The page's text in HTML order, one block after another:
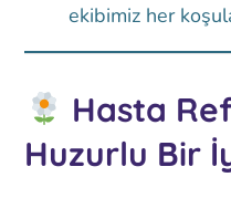
ekibimiz her
Hasta
Huzurlu Bir